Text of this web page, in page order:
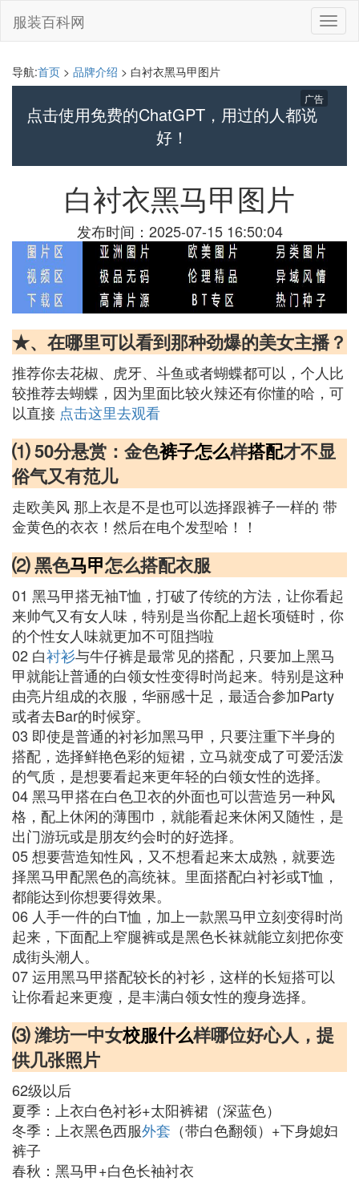
切
换
服装百科网
导航:首页 > 品牌介绍 > 白衬衣黑马甲图片
点击使用免费的ChatGPT，用过的人都说
好！
广告
白衬衣黑马甲图片
发布时间：2025-07-15 16:50:04
★、在哪里可以看到那种劲爆的美女主播？
推荐你去花椒、虎牙、斗鱼或者蝴蝶都可以，个人比
较推荐去蝴蝶，因为里面比较火辣还有你懂的哈，可
以直接 点击这里去观看
⑴ 50分悬赏：金色裤子怎么样搭配才不显
俗气又有范儿
走欧美风 那上衣是不是也可以选择跟裤子一样的 带
金黄色的衣衣！然后在电个发型哈！！
⑵ 黑色马甲怎么搭配衣服
01 黑马甲搭无袖T恤，打破了传统的方法，让你看起
来帅气又有女人味，特别是当你配上超长项链时，你
的个性女人味就更加不可阻挡啦
02 白衬衫与牛仔裤是最常见的搭配，只要加上黑马
甲就能让普通的白领女性变得时尚起来。特别是这种
由亮片组成的衣服，华丽感十足，最适合参加Party
或者去Bar的时候穿。
03 即使是普通的衬衫加黑马甲，只要注重下半身的
搭配，选择鲜艳色彩的短裙，立马就变成了可爱活泼
的气质，是想要看起来更年轻的白领女性的选择。
04 黑马甲搭在白色卫衣的外面也可以营造另一种风
格，配上休闲的薄围巾，就能看起来休闲又随性，是
出门游玩或是朋友约会时的好选择。
05 想要营造知性风，又不想看起来太成熟，就要选
择黑马甲配黑色的高统袜。里面搭配白衬衫或T恤，
都能达到你想要得效果。
06 人手一件的白T恤，加上一款黑马甲立刻变得时尚
起来，下面配上窄腿裤或是黑色长袜就能立刻把你变
成街头潮人。
07 运用黑马甲搭配较长的衬衫，这样的长短搭可以
让你看起来更瘦，是丰满白领女性的瘦身选择。
⑶ 潍坊一中女校服什么样哪位好心人，提
供几张照片
62级以后
夏季：上衣白色衬衫+太阳裤裙（深蓝色）
冬季：上衣黑色西服外套 （带白色翻领）+下身媳妇
裤子
春秋：黑马甲+白色长袖衬衣